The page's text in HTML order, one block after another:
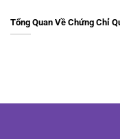
Tổng Quan Về Chứng Chỉ